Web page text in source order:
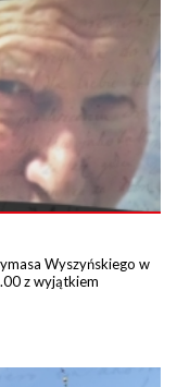
Wyszyńskiego w
z wyjątkiem